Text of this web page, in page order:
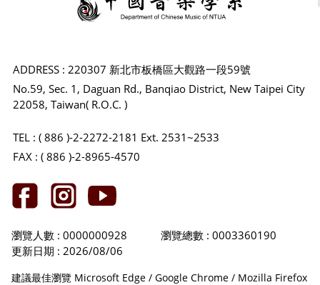
ADDRESS : 220307 新北市板橋區大觀路一段59號
No.59, Sec. 1, Daguan Rd., Banqiao District, New Taipei City
22058, Taiwan( R.O.C. )
TEL : ( 886 )-2-2272-2181 Ext. 2531~2533
FAX : ( 886 )-2-8965-4570
瀏覽人數 : 0000000928
瀏覽總數 : 0003360190
更新日期 : 2026/08/06
建議最佳瀏覽 Microsoft Edge / Google Chrome / Mozilla Firefox